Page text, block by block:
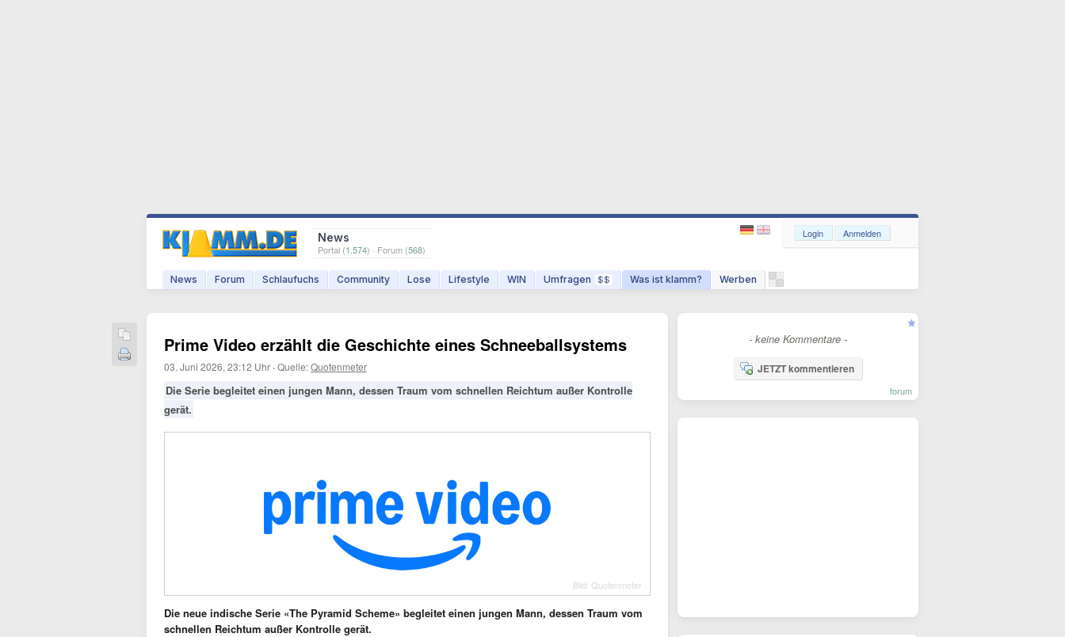
News
Portal (1.574) · Forum (568)
News Forum Schlaufuchs Community Lose Lifestyle WIN Umfragen $$ Was ist klamm? Werben
Login Anmelden
Prime Video erzählt die Geschichte eines Schneeballsystems
03. Juni 2026, 23:12 Uhr ·Quelle:Quotenmeter
Die Serie begleitet einen jungen Mann, dessen Traum vom schnellen Reichtum außer Kontrolle
gerät.
Bild: Quotenmeter
Die neue indische Serie «The Pyramid Scheme» begleitet einen jungen Mann, dessen Traum vom
schnellen Reichtum außer Kontrolle gerät.
- keine Kommentare -
JETZT kommentieren
forum